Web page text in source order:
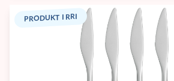
PRODUKT I RRI